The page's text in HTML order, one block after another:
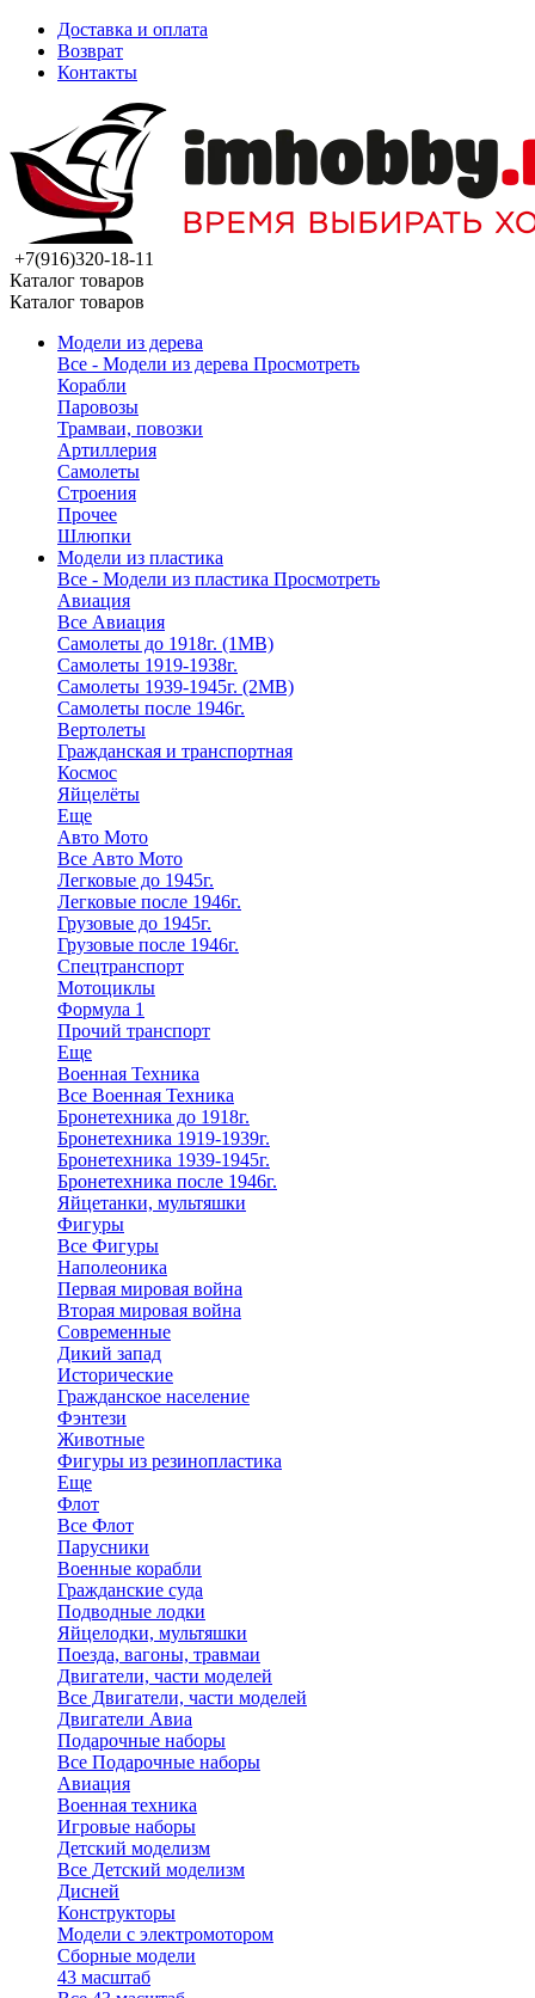
Доставка и оплата
Возврат
Контакты
+7(916)320-18-11
Каталог товаров
Каталог товаров
Модели из дерева
Все - Модели из дерева Просмотреть
Корабли
Паровозы
Трамваи, повозки
Артиллерия
Самолеты
Строения
Прочее
Шлюпки
Модели из пластика
Все - Модели из пластика Просмотреть
Авиация
Все Авиация
Самолеты до 1918г. (1МВ)
Самолеты 1919-1938г.
Самолеты 1939-1945г. (2МВ)
Самолеты после 1946г.
Вертолеты
Гражданская и транспортная
Космос
Яйцелёты
Еще
Авто Мото
Все Авто Мото
Легковые до 1945г.
Легковые после 1946г.
Грузовые до 1945г.
Грузовые после 1946г.
Спецтранспорт
Мотоциклы
Формула 1
Прочий транспорт
Еще
Военная Техника
Все Военная Техника
Бронетехника до 1918г.
Бронетехника 1919-1939г.
Бронетехника 1939-1945г.
Бронетехника после 1946г.
Яйцетанки, мультяшки
Фигуры
Все Фигуры
Наполеоника
Первая мировая война
Вторая мировая война
Современные
Дикий запад
Исторические
Гражданское население
Фэнтези
Животные
Фигуры из резинопластика
Еще
Флот
Все Флот
Парусники
Военные корабли
Гражданские суда
Подводные лодки
Яйцелодки, мультяшки
Поезда, вагоны, травмаи
Двигатели, части моделей
Все Двигатели, части моделей
Двигатели Авиа
Подарочные наборы
Все Подарочные наборы
Авиация
Военная техника
Игровые наборы
Детский моделизм
Все Детский моделизм
Дисней
Конструкторы
Модели с электромотором
Сборные модели
43 масштаб